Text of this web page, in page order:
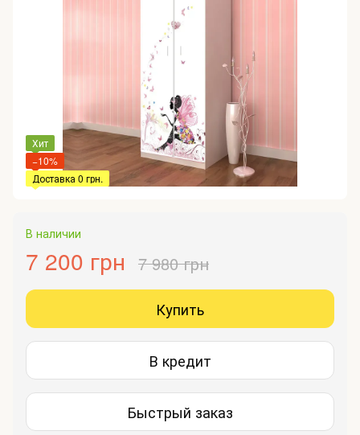
Хит
−10%
Доставка 0 грн.
В наличии
7 200 грн 7 980 грн
Купить
В кредит
Быстрый заказ